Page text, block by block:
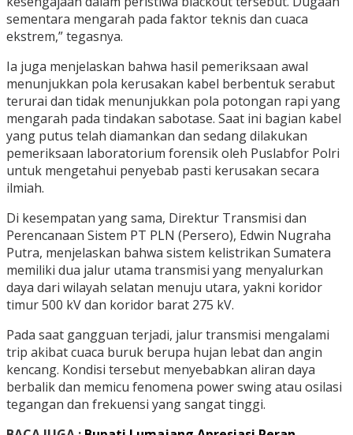
sementara mengarah pada faktor teknis dan cuaca
ekstrem,” tegasnya.
Ia juga menjelaskan bahwa hasil pemeriksaan awal
menunjukkan pola kerusakan kabel berbentuk serabut
terurai dan tidak menunjukkan pola potongan rapi yang
mengarah pada tindakan sabotase. Saat ini bagian kabel
yang putus telah diamankan dan sedang dilakukan
pemeriksaan laboratorium forensik oleh Puslabfor Polri
untuk mengetahui penyebab pasti kerusakan secara
ilmiah.
Di kesempatan yang sama, Direktur Transmisi dan
Perencanaan Sistem PT PLN (Persero), Edwin Nugraha
Putra, menjelaskan bahwa sistem kelistrikan Sumatera
memiliki dua jalur utama transmisi yang menyalurkan
daya dari wilayah selatan menuju utara, yakni koridor
timur 500 kV dan koridor barat 275 kV.
Pada saat gangguan terjadi, jalur transmisi mengalami
trip akibat cuaca buruk berupa hujan lebat dan angin
kencang. Kondisi tersebut menyebabkan aliran daya
berbalik dan memicu fenomena power swing atau osilasi
tegangan dan frekuensi yang sangat tinggi.